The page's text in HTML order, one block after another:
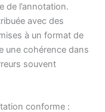
de l’annotation.
avec des
à un format de
une cohérence dans
souvent
conforme :